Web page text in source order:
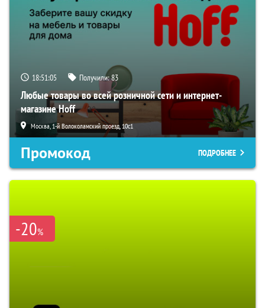
18:51:04 Получили:83
Любые товары во всей розничной сети и интернет-
магазине Hoff
Москва, 1-й Волоколамский проезд, 10с1
Промокод ПОДРОБНЕЕ
-20%